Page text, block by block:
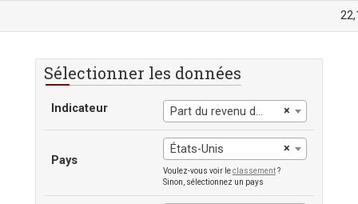
Sélectionner les données
Indicateur ×
Part du revenu détenue par le quatrième 20%
Pays
×
États-Unis
Voulez-vous voir leclassement?
Sinon, sélectionnez un pays